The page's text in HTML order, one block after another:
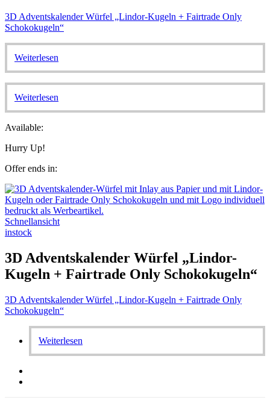
3D Adventskalender Würfel „Lindor-Kugeln + Fairtrade Only
Schokokugeln“
Weiterlesen
Weiterlesen
Available:
Hurry Up!
Offer ends in:
Schnellansicht
instock
3D Adventskalender Würfel „Lindor-
Kugeln + Fairtrade Only Schokokugeln“
3D Adventskalender Würfel „Lindor-Kugeln + Fairtrade Only
Schokokugeln“
Weiterlesen